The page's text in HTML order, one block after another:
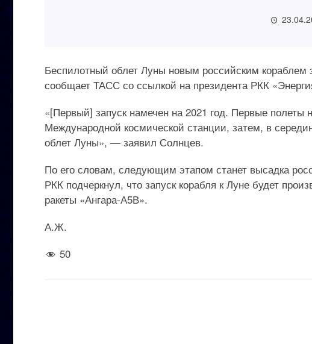
Беспилотный облет Луны новым российским кораблем
сообщает ТАСС со ссылкой на президента РКК
«[Первый] запуск намечен на 2021 год. Первые полеты
Международной космической станции, затем, в
облет Луны», — заявил Солнцев.
По его словам, следующим этапом станет высадка
РКК подчеркнул, что запуск корабля к Луне будет
ракеты «Ангара-А5В».
А.Ж.
50